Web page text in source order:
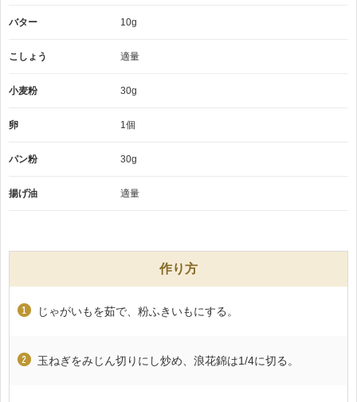
バター 10g
こしょう 適量
小麦粉 30g
卵 1個
パン粉 30g
揚げ油 適量
作り方
じゃがいもを茹で、粉ふきいもにする。
玉ねぎをみじん切りにし炒め、浪花錦は1/4に切る。